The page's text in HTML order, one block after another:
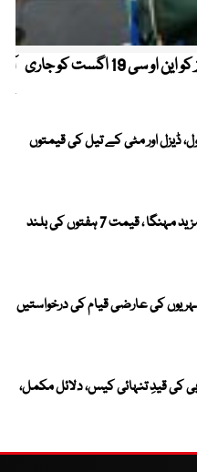
کیریبین پریمیئر لیگ ، قومی کرکٹرز کو این او سی 19 اگست کو جاری
ڈیزل اور مٹی کے تیل کی قیمتوں
عالمی مارکیٹ میں سونا مزید مہنگا ، قیمت 7 ہفتوں کی بلند
کی عارضی قیام کی درخواستیں
بی کی قیدِ تنہائی کیس، دلائل مکمل،